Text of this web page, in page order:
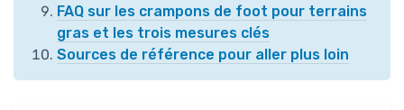
FAQ sur les crampons de foot pour terrains
gras et les trois mesures clés
Sources de référence pour aller plus loin